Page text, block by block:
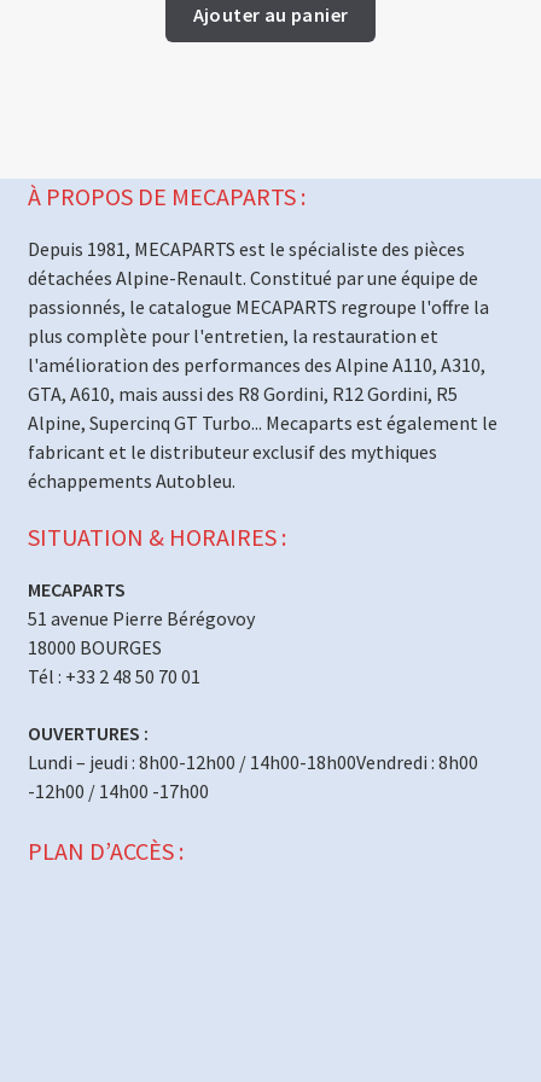
Ajouter au panier
À PROPOS DE MECAPARTS :
Depuis 1981, MECAPARTS est le spécialiste des pièces
détachées Alpine-Renault. Constitué par une équipe de
passionnés, le catalogue MECAPARTS regroupe l'offre la
plus complète pour l'entretien, la restauration et
l'amélioration des performances des Alpine A110, A310,
GTA, A610, mais aussi des R8 Gordini, R12 Gordini, R5
Alpine, Supercinq GT Turbo... Mecaparts est également le
fabricant et le distributeur exclusif des mythiques
échappements Autobleu.
SITUATION & HORAIRES :
MECAPARTS
51 avenue Pierre Bérégovoy
18000 BOURGES
Tél : +33 2 48 50 70 01
OUVERTURES :
Lundi – jeudi : 8h00-12h00 / 14h00-18h00Vendredi : 8h00
-12h00 / 14h00 -17h00
PLAN D’ACCÈS :